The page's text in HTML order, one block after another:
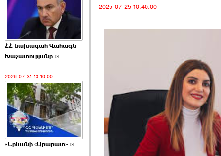
ՀՀ նախագահ Վահագն
Խաչատուրյանը ›››
2026-07-31 13:10:00
«Երևանի «Արարատ» ›››
2025-07-25 10:40:00